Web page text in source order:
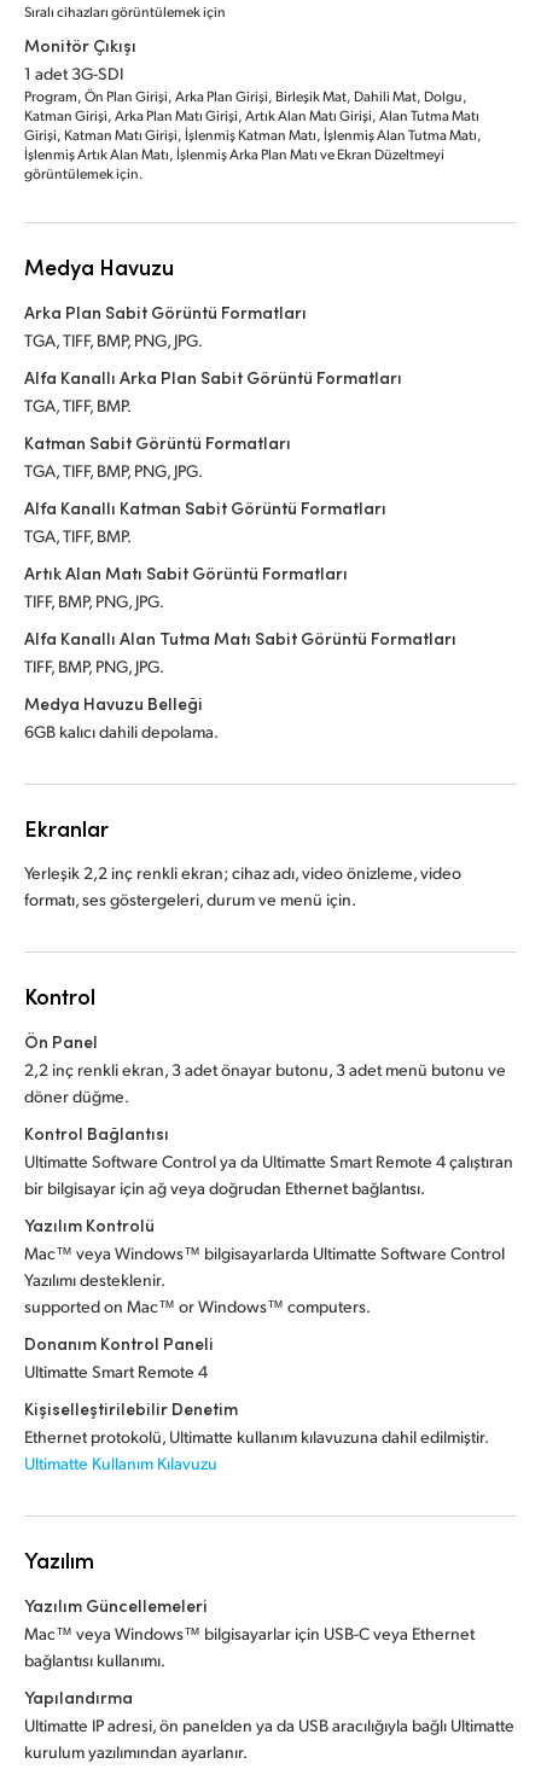
Sıralı cihazları görüntülemek için
Monitör Çıkışı
1 adet 3G-SDI
Program, Ön Plan Girişi, Arka Plan Girişi, Birleşik Mat, Dahili Mat, Dolgu,
Katman Girişi, Arka Plan Matı Girişi, Artık Alan Matı Girişi, Alan Tutma Matı
Girişi, Katman Matı Girişi, İşlenmiş Katman Matı, İşlenmiş Alan Tutma Matı,
İşlenmiş Artık Alan Matı, İşlenmiş Arka Plan Matı ve Ekran Düzeltmeyi
görüntülemek için.
Medya Havuzu
Arka Plan Sabit Görüntü Formatları
TGA, TIFF, BMP, PNG, JPG.
Alfa Kanallı Arka Plan Sabit Görüntü Formatları
TGA, TIFF, BMP.
Katman Sabit Görüntü Formatları
TGA, TIFF, BMP, PNG, JPG.
Alfa Kanallı Katman Sabit Görüntü Formatları
TGA, TIFF, BMP.
Artık Alan Matı Sabit Görüntü Formatları
TIFF, BMP, PNG, JPG.
Alfa Kanallı Alan Tutma Matı Sabit Görüntü Formatları
TIFF, BMP, PNG, JPG.
Medya Havuzu Belleği
6GB kalıcı dahili depolama.
Ekranlar
Yerleşik 2,2 inç renkli ekran; cihaz adı, video önizleme, video
formatı, ses göstergeleri, durum ve menü için.
Kontrol
Ön Panel
2,2 inç renkli ekran, 3 adet önayar butonu, 3 adet menü butonu ve
döner düğme.
Kontrol Bağlantısı
Ultimatte Software Control ya da Ultimatte Smart Remote 4 çalıştıran
bir bilgisayar için ağ veya doğrudan Ethernet bağlantısı.
Yazılım Kontrolü
Mac™ veya Windows™ bilgisayarlarda Ultimatte Software Control
Yazılımı desteklenir.
supported on Mac™ or Windows™ computers.
Donanım Kontrol Paneli
Ultimatte Smart Remote 4
Kişiselleştirilebilir Denetim
Ethernet protokolü, Ultimatte kullanım kılavuzuna dahil edilmiştir.
Ultimatte Kullanım Kılavuzu
Yazılım
Yazılım Güncellemeleri
Mac™ veya Windows™ bilgisayarlar için USB-C veya Ethernet
bağlantısı kullanımı.
Yapılandırma
Ultimatte IP adresi, ön panelden ya da USB aracılığıyla bağlı Ultimatte
kurulum yazılımından ayarlanır.